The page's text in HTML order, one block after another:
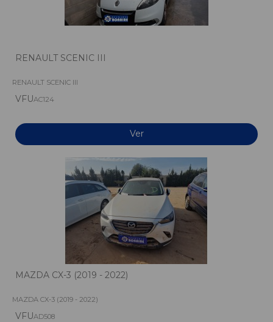
RENAULT SCENIC III
RENAULT SCENIC III
VFUAC124
Ver
MAZDA CX-3 (2019 - 2022)
MAZDA CX-3 (2019 - 2022)
VFUAD508